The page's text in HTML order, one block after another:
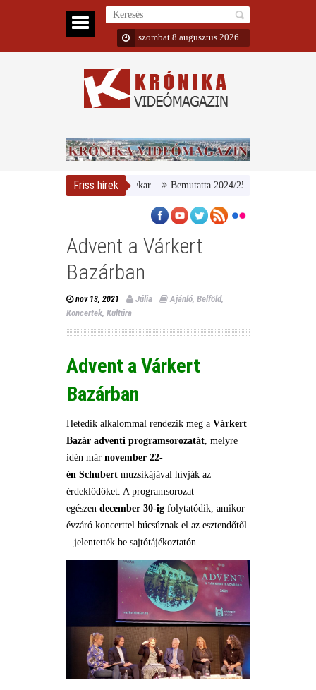
szombat 8 augusztus 2026
Friss hírek Bemutatta 2024/25-ös évadát a MÁV
Advent a Várkert
Bazárban
nov 13, 2021 Júlia Ajánló, Belföld,
Koncertek, Kultúra
Advent a Várkert
Bazárban
Hetedik alkalommal rendezik meg a Várkert
Bazár adventi programsorozatát , melyre
idén már november 22-
én Schubert muzsikájával hívják az
érdeklődőket. A programsorozat
egészen december 30-ig folytatódik, amikor
évzáró koncerttel búcsúznak el az esztendőtől
– jelentették be sajtótájékoztatón.